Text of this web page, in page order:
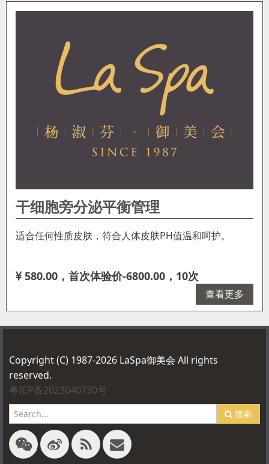
干细胞旁分泌平衡管理
适合任何性质皮肤，符合人体皮肤PH值温和呵护。
580.00，首次体验价-6800.00，10次
查看更多
Copyright (C) 1987-2026 LaSpa御美会 All rights
reserved.
粤ICP备2023040730号
搜索